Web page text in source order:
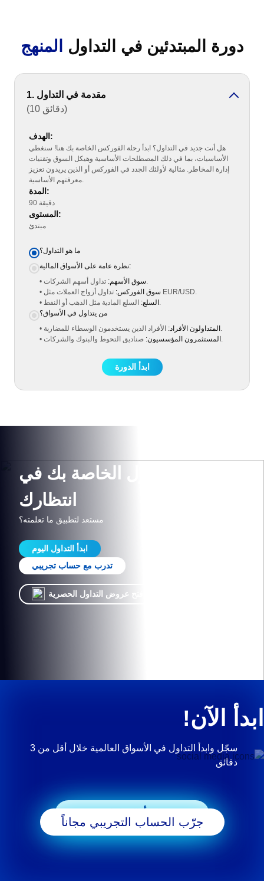
دورة المبتدئين في التداول المنهج
1. مقدمة في التداول
(10 دقائق)
الهدف:
هل أنت جديد في التداول؟ ابدأ رحلة الفوركس الخاصة بك هنا! سنغطي
الأساسيات، بما في ذلك المصطلحات الأساسية وهيكل السوق وتقنيات
إدارة المخاطر. مثالية لأولئك الجدد في الفوركس أو الذين يريدون تعزيز
المدة:
90 دقيقة
المستوى:
مبتدئ
ما هو التداول؟
نظرة عامة على الأسواق المالية:
•
سوق الأسهم:
•
سوق الفوركس: تداول أزواج العملات مثل EUR/USD.
•
السلع:
من يتداول في الأسواق؟
•
المتداولون الأفراد:
•
المستثمرون المؤسسيون:
ابدأ الدورة
رحلة التداول الخاصة بك في
انتظارك
مستعد لتطبيق ما تعلمته؟
ابدأ التداول اليوم
تدرب مع حساب تجريبي
ابدأ الآن!
سجّل وابدأ التداول في الأسواق العالمية خلال أقل من 3
دقائق
ابدأ التداول
جرّب الحساب التجريبي مجاناً